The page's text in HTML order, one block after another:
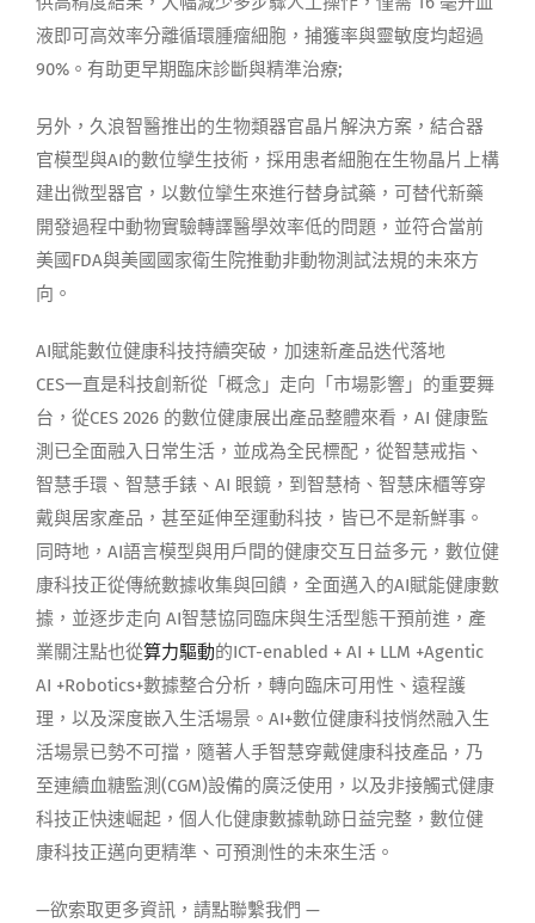
液即可高效率分離循環腫瘤細胞，捕獲率與靈敏度均超過
90%。有助更早期臨床診斷與精準治療;
另外，久浪智醫推出的生物類器官晶片解決方案，結合器
官模型與AI的數位孿生技術，採用患者細胞在生物晶片上構
建出微型器官，以數位攣生來進行替身試藥，可替代新藥
開發過程中動物實驗轉譯醫學效率低的問題，並符合當前
美國FDA與美國國家衛生院推動非動物測試法規的未來方
向。
AI賦能數位健康科技持續突破，加速新產品迭代落地
CES一直是科技創新從「概念」走向「市場影響」的重要舞
台，從CES 2026 的數位健康展出產品整體來看，AI 健康監
測已全面融入日常生活，並成為全民標配，從智慧戒指、
智慧手環、智慧手錶、AI 眼鏡，到智慧椅、智慧床櫃等穿
戴與居家產品，甚至延伸至運動科技，皆已不是新鮮事。
同時地，AI語言模型與用戶間的健康交互日益多元，數位健
康科技正從傳統數據收集與回饋，全面邁入的AI賦能健康數
據，並逐步走向 AI智慧協同臨床與生活型態干預前進，產
業關注點也從算力驅動的ICT-enabled + AI + LLM +Agentic
AI +Robotics+數據整合分析，轉向臨床可用性、遠程護
理，以及深度嵌入生活場景。AI+數位健康科技悄然融入生
活場景已勢不可擋，隨著人手智慧穿戴健康科技產品，乃
至連續血糖監測(CGM)設備的廣泛使用，以及非接觸式健康
科技正快速崛起，個人化健康數據軌跡日益完整，數位健
康科技正邁向更精準、可預測性的未來生活。
—欲索取更多資訊，請點聯繫我們 —